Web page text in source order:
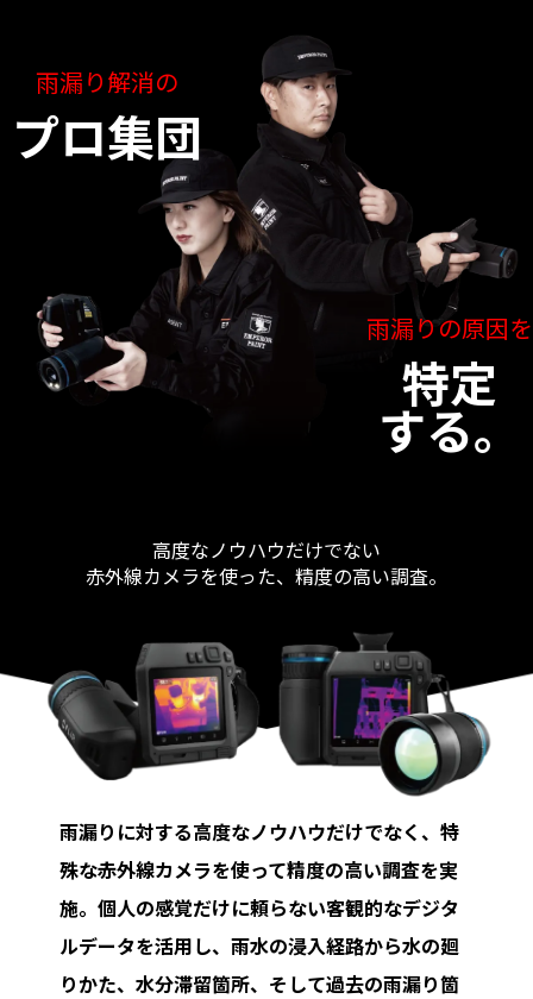
雨漏り解消の
プロ集団
雨漏りの原因を
特定
する。
高度なノウハウだけでない
赤外線カメラを使った、精度の高い調査。
雨漏りに対する高度なノウハウだけでなく、特
殊な赤外線カメラを使って精度の高い調査を実
施。個人の感覚だけに頼らない客観的なデジタ
ルデータを活用し、雨水の浸入経路から水の廻
りかた、水分滞留箇所、そして過去の雨漏り箇